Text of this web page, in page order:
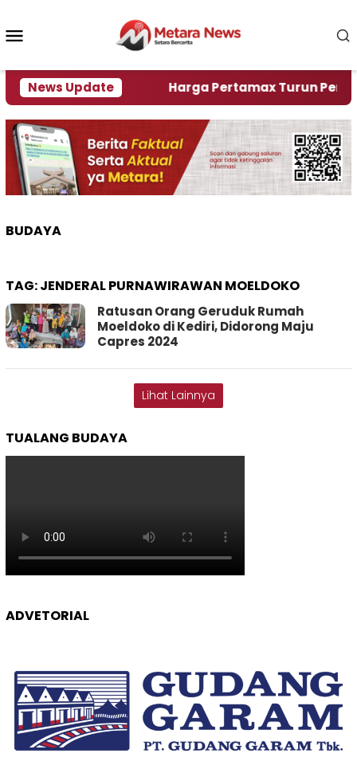
konten
News Update
Krisi Air Harga Pertamax Turun Per Hari
BUDAYA
TAG:JENDERAL PURNAWIRAWAN MOELDOKO
Ratusan Orang Geruduk Rumah
Moeldoko di Kediri, Didorong Maju
Capres 2024
Lihat Lainnya
TUALANG BUDAYA
ADVETORIAL